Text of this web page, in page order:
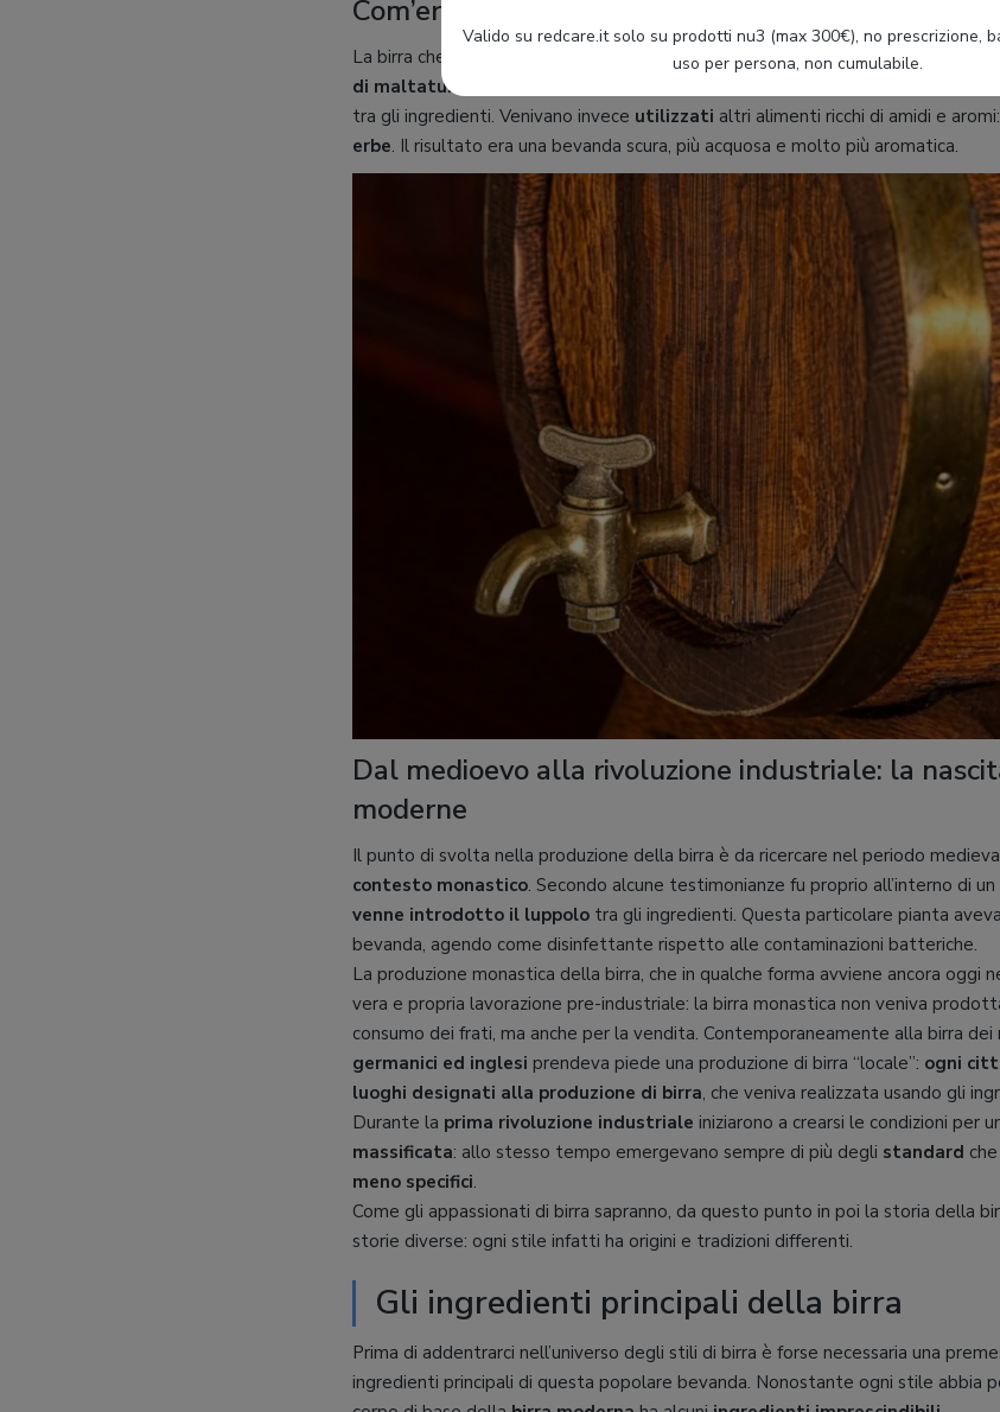
Com’era fatta la birra antica?
La birra che bevevano nell’antichità era molto diversa da quella che beviamo
di maltatura dei cereali
tra gli ingredienti. Venivano invece utilizzati altri alimenti ricchi di amidi e aromi:
erbe. Il risultato era una bevanda scura, più acquosa e molto più aromatica.
Dal medioevo alla rivoluzione industriale: la
moderne
Il punto di svolta nella produzione della birra è da ricercare nel periodo
contesto monastico. Secondo alcune testimonianze fu proprio all’interno di
venne introdotto il luppolo tra gli ingredienti. Questa particolare pianta
bevanda, agendo come disinfettante rispetto alle contaminazioni batteriche.
La produzione monastica della birra, che in qualche forma avviene ancora oggi
vera e propria lavorazione pre-industriale: la birra monastica non veniva
consumo dei frati, ma anche per la vendita. Contemporaneamente alla birra dei
germanici ed inglesi prendeva piede una produzione di birra “locale”: ogni
luoghi designati alla produzione di birra, che veniva realizzata usando gli
Durante la prima rivoluzione industriale iniziarono a crearsi le condizioni per
massificata: allo stesso tempo emergevano sempre di più degli standard
meno specifici.
Come gli appassionati di birra sapranno, da questo punto in poi la storia della
storie diverse: ogni stile infatti ha origini e tradizioni differenti.
Gli ingredienti principali della birra
Prima di addentrarci nell’universo degli stili di birra è forse necessaria una
ingredienti principali di questa popolare bevanda. Nonostante ogni stile abbia
Valido su redcare.it solo su prodotti nu3 (max 300€), no prescrizione,
uso per persona, non cumulabile.